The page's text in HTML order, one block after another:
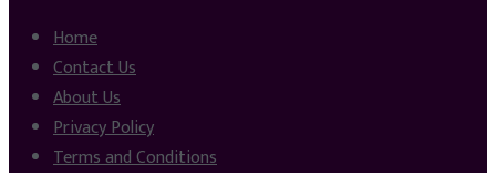
Home
Contact Us
About Us
Privacy Policy
Terms and Conditions